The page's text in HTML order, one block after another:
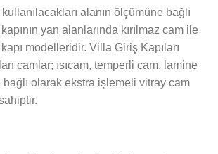
alanın ölçümüne bağlı
yan alanlarında kırılmaz cam ile
modelleridir. Villa Giriş Kapıları
camlar; ısıcam, temperli cam, lamine
olarak ekstra işlemeli vitray cam